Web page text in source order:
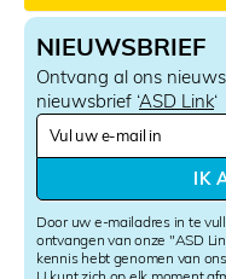
NIEUWSBRIEF
Ontvang al ons
nieuwsbrief ‘ASD Link‘
N
s
l
e
t
Door uw e-mailadres in te
ontvangen van onze "ASD
kennis hebt genomen van ons
IK